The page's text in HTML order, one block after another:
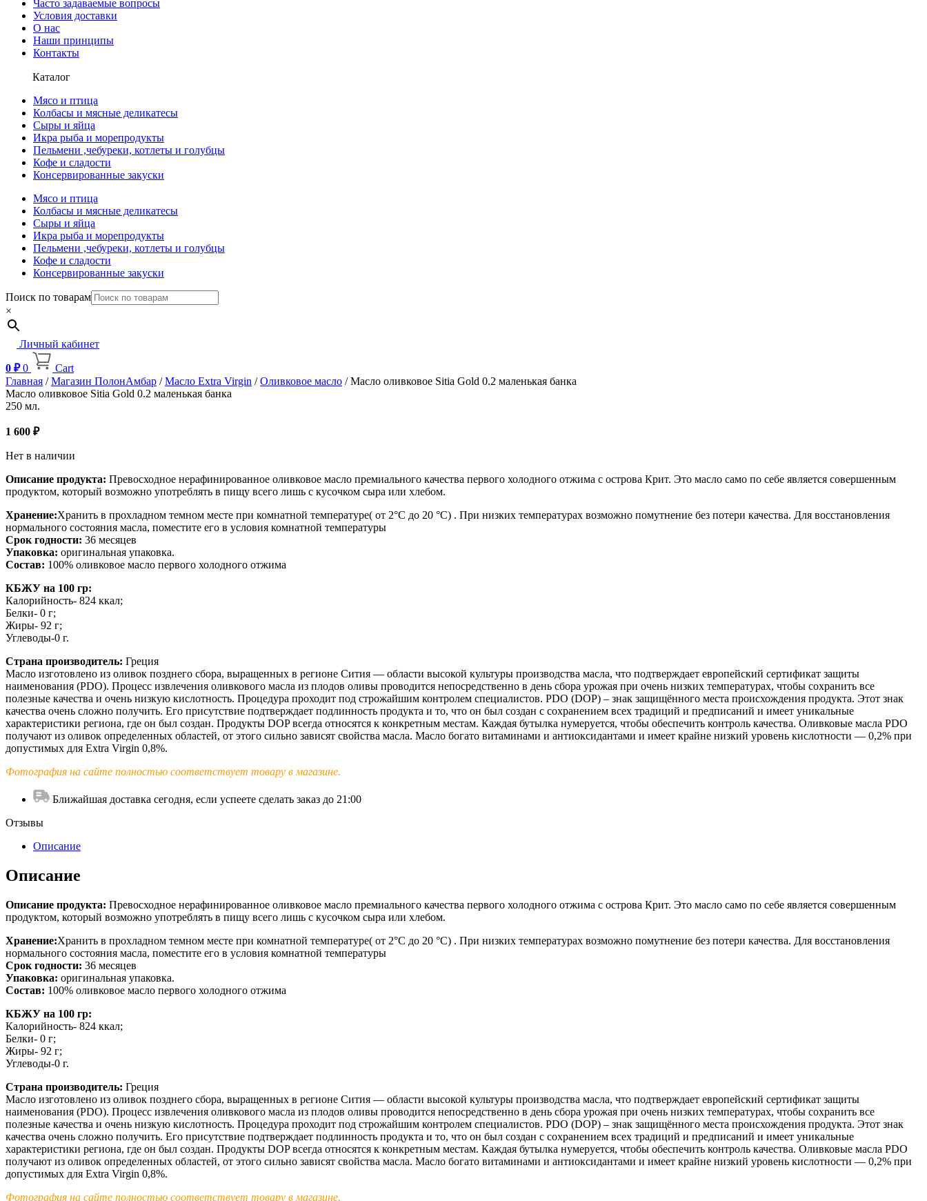
Часто задаваемые вопросы
Условия доставки
О нас
Наши принципы
Контакты
Каталог
Мясо и птица
Колбасы и мясные деликатесы
Сыры и яйца
Икра рыба и морепродукты
Пельмени ,чебуреки, котлеты и голубцы
Кофе и сладости
Консервированные закуски
Мясо и птица
Колбасы и мясные деликатесы
Сыры и яйца
Икра рыба и морепродукты
Пельмени ,чебуреки, котлеты и голубцы
Кофе и сладости
Консервированные закуски
Поиск по товарам
×
Личный кабинет
0 ₽ 0
Cart
Главная /Магазин ПолонАмбар /Масло Extra Virgin /Оливковое масло / Масло оливковое Sitia Gold 0.2 маленькая банка
Масло оливковое Sitia Gold 0.2 маленькая банка
250 мл.
1 600 ₽
Нет в наличии
Описание продукта: Превосходное нерафинированное оливковое масло премиального качества первого холодного отжима с острова Крит. Это масло само по себе является совершенным
продуктом, который возможно употреблять в пищу всего лишь с кусочком сыра или хлебом.
Хранение:Хранить в прохладном темном месте при комнатной температуре( от 2°С до 20 °С) . При низких температурах возможно помутнение без потери качества. Для восстановления
нормального состояния масла, поместите его в условия комнатной температуры
Срок годности: 36 месяцев
Упаковка: оригинальная упаковка.
Состав: 100% оливковое масло первого холодного отжима
КБЖУ на 100 гр:
Калорийность- 824 ккал;
Белки- 0 г;
Жиры- 92 г;
Углеводы-0 г.
Страна производитель: Греция
Масло изготовлено из оливок позднего сбора, выращенных в регионе Сития — области высокой культуры производства масла, что подтверждает европейский сертификат защиты
наименования (PDO). Процесс извлечения оливкового масла из плодов оливы проводится непосредственно в день сбора урожая при очень низких температурах, чтобы сохранить все
полезные качества и очень низкую кислотность. Процедура проходит под строжайшим контролем специалистов. PDO (DOP) – знак защищённого места происхождения продукта. Этот знак
качества очень сложно получить. Его присутствие подтверждает подлинность продукта и то, что он был создан с сохранением всех традиций и предписаний и имеет уникальные
характеристики региона, где он был создан. Продукты DOP всегда относятся к конкретным местам. Каждая бутылка нумеруется, чтобы обеспечить контроль качества. Оливковые масла PDO
получают из оливок определенных областей, от этого сильно зависят свойства масла. Масло богато витаминами и антиоксидантами и имеет крайне низкий уровень кислотности — 0,2% при
допустимых для Extra Virgin 0,8%.
Фотография на сайте полностью соответствует товару в магазине.
Ближайшая доставка сегодня, если успеете сделать заказ до 21:00
Отзывы
Описание
Описание
Описание продукта: Превосходное нерафинированное оливковое масло премиального качества первого холодного отжима с острова Крит. Это масло само по себе является совершенным
продуктом, который возможно употреблять в пищу всего лишь с кусочком сыра или хлебом.
Хранение:Хранить в прохладном темном месте при комнатной температуре( от 2°С до 20 °С) . При низких температурах возможно помутнение без потери качества. Для восстановления
нормального состояния масла, поместите его в условия комнатной температуры
Срок годности: 36 месяцев
Упаковка: оригинальная упаковка.
Состав: 100% оливковое масло первого холодного отжима
КБЖУ на 100 гр:
Калорийность- 824 ккал;
Белки- 0 г;
Жиры- 92 г;
Углеводы-0 г.
Страна производитель: Греция
Масло изготовлено из оливок позднего сбора, выращенных в регионе Сития — области высокой культуры производства масла, что подтверждает европейский сертификат защиты
наименования (PDO). Процесс извлечения оливкового масла из плодов оливы проводится непосредственно в день сбора урожая при очень низких температурах, чтобы сохранить все
полезные качества и очень низкую кислотность. Процедура проходит под строжайшим контролем специалистов. PDO (DOP) – знак защищённого места происхождения продукта. Этот знак
качества очень сложно получить. Его присутствие подтверждает подлинность продукта и то, что он был создан с сохранением всех традиций и предписаний и имеет уникальные
характеристики региона, где он был создан. Продукты DOP всегда относятся к конкретным местам. Каждая бутылка нумеруется, чтобы обеспечить контроль качества. Оливковые масла PDO
получают из оливок определенных областей, от этого сильно зависят свойства масла. Масло богато витаминами и антиоксидантами и имеет крайне низкий уровень кислотности — 0,2% при
допустимых для Extra Virgin 0,8%.
Фотография на сайте полностью соответствует товару в магазине.